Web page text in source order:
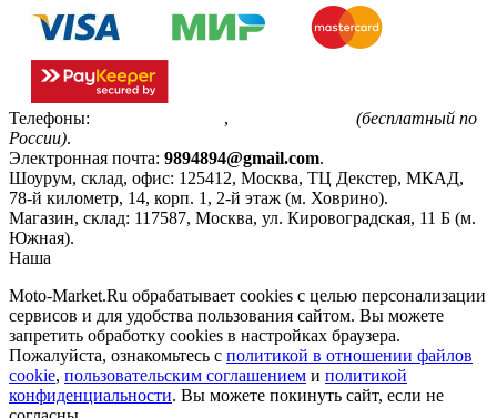
Телефоны: ,
(бесплатный по
России).
Электронная почта: 9894894@gmail.com.
Шоурум, склад, офис: 125412, Москва, ТЦ Декстер, МКАД,
78-й километр, 14, корп. 1, 2-й этаж (м. Ховрино).
Магазин, склад: 117587, Москва, ул. Кировоградская, 11 Б (м.
Южная).
Наша
Moto-Market.Ru обрабатывает сookies с целью персонализации
сервисов и для удобства пользования сайтом. Вы можете
запретить обработку сookies в настройках браузера.
Пожалуйста, ознакомьтесь с политикой в отношении файлов
cookie, пользовательским соглашением и политикой
конфиденциальности. Вы можете покинуть сайт, если не